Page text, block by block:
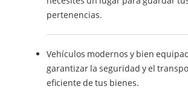
pertenencias.
Vehículos modernos y bien
garantizar la seguridad y el
eficiente de tus bienes.